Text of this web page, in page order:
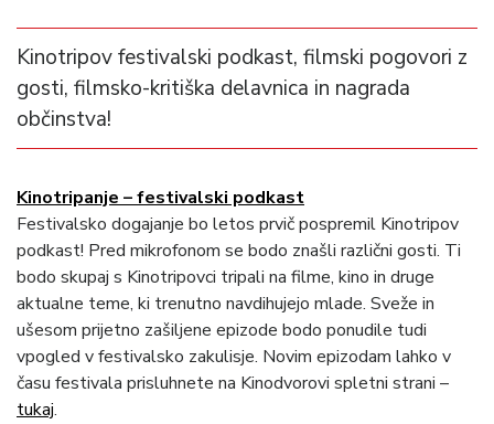
Kinotripov festivalski podkast, filmski pogovori z
gosti, filmsko-kritiška delavnica in nagrada
občinstva!
Kinotripanje – festivalski podkast
Festivalsko dogajanje bo letos prvič pospremil Kinotripov
podkast! Pred mikrofonom se bodo znašli različni gosti. Ti
bodo skupaj s Kinotripovci tripali na filme, kino in druge
aktualne teme, ki trenutno navdihujejo mlade. Sveže in
ušesom prijetno zašiljene epizode bodo ponudile tudi
vpogled v festivalsko zakulisje. Novim epizodam lahko v
času festivala prisluhnete na Kinodvorovi spletni strani –
tukaj.